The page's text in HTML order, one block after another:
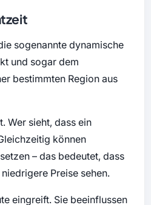
sogenannte dynamische
und sogar dem
bestimmten Region aus
Wer sieht, dass ein
können
– das bedeutet, dass
Preise sehen.
eingreift. Sie beeinflussen